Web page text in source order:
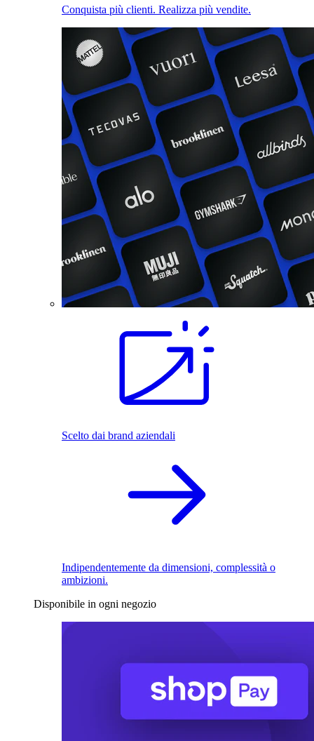
Conquista più clienti. Realizza più vendite.
Scelto dai brand aziendali
Indipendentemente da dimensioni, complessità o
ambizioni.
Disponibile in ogni negozio